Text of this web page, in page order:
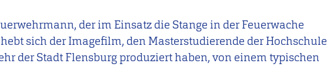
der im Einsatz die Stange in der Feuerwache
sich der Imagefilm, den Masterstudierende der Hochschule
der Stadt Flensburg produziert haben, von einem typischen